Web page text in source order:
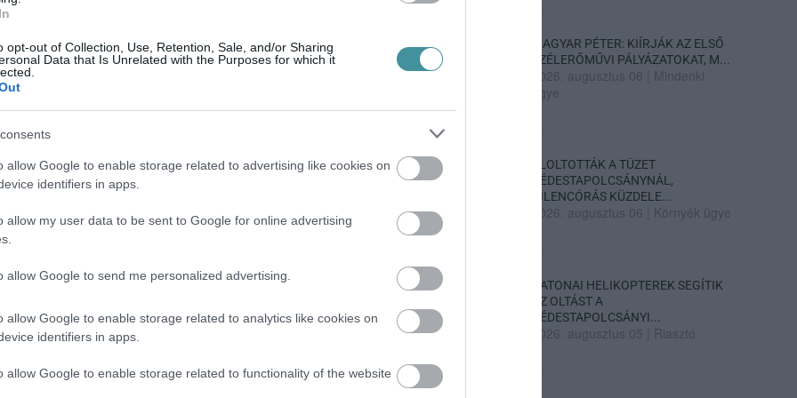
opt-out of Collection, Use, Retention, Sale, and/or Sharing
Data that Is Unrelated with the Purposes for which it
allow Google to enable storage related to advertising like cookies on
identifiers in apps.
allow my user data to be sent to Google for online advertising
allow Google to send me personalized advertising.
allow Google to enable storage related to analytics like cookies on
identifiers in apps.
allow Google to enable storage related to functionality of the website
garázdaság bűntett elkövetésének
az EGRI ÜGYEK Google Hírek oldalán!
MAGYAR PÉTER: KIÍRJÁK AZ ELSŐ
SZÉLERŐMŰVI PÁLYÁZATOKAT, M...
2026. augusztus 06
Mindenki
ügye
ELOLTOTTÁK A TÜZET
DÉDESTAPOLCSÁNYNÁL,
KILENCÓRÁS KÜZDELE...
2026. augusztus 06 Környék ügye
KATONAI HELIKOPTEREK SEGÍTIK
AZ OLTÁST A
DÉDESTAPOLCSÁNYI...
2026. augusztus 05 Riasztó